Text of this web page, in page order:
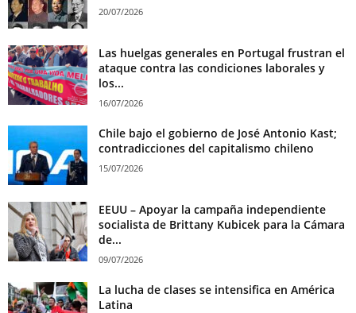
20/07/2026
Las huelgas generales en Portugal frustran el
ataque contra las condiciones laborales y
los...
16/07/2026
Chile bajo el gobierno de José Antonio Kast;
contradicciones del capitalismo chileno
15/07/2026
EEUU – Apoyar la campaña independiente
socialista de Brittany Kubicek para la Cámara
de...
09/07/2026
La lucha de clases se intensifica en América
Latina